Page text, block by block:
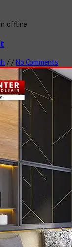
offline
//No Comments